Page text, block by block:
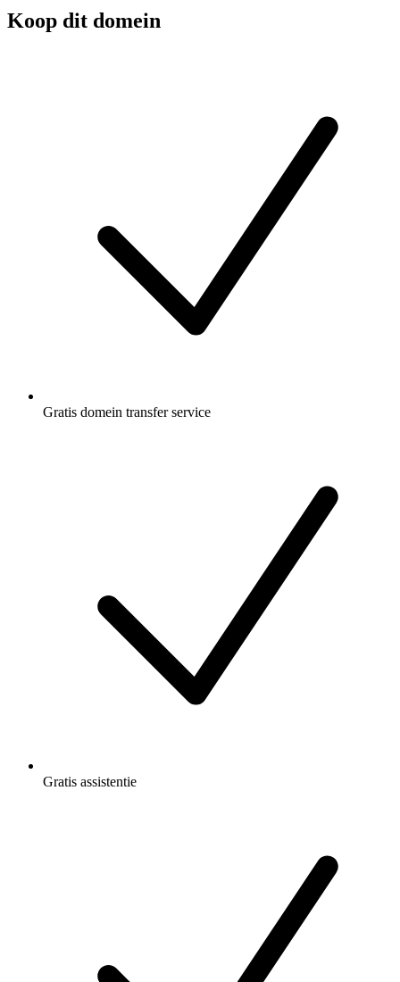
Koop dit domein
Gratis domein transfer service
Gratis assistentie